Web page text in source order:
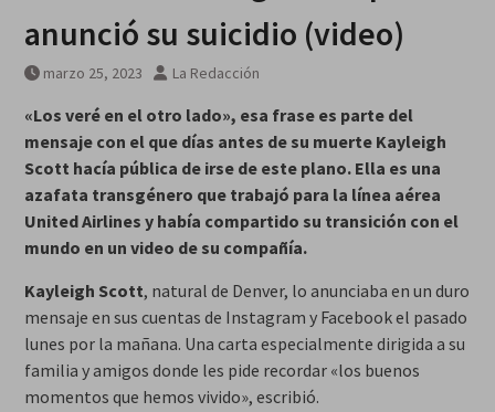
anunció su suicidio (video)
marzo 25, 2023 La Redacción
«Los veré en el otro lado», esa frase es parte del
mensaje con el que días antes de su muerte Kayleigh
Scott hacía pública de irse de este plano. Ella es una
azafata transgénero que trabajó para la línea aérea
United Airlines y había compartido su transición con el
mundo en un video de su compañía.
Kayleigh Scott, natural de Denver, lo anunciaba en un duro
mensaje en sus cuentas de Instagram y Facebook el pasado
lunes por la mañana. Una carta especialmente dirigida a su
familia y amigos donde les pide recordar «los buenos
momentos que hemos vivido», escribió.